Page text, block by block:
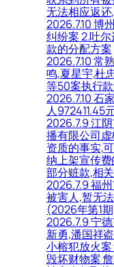
无法相应返
2026.7.10 博
纠纷案 2.吐
款的分配方案
2026.7.10 常
鸣,夏星宇,杜
等50案执行
2026.7.10 石
人972411.45
2026.7.9 江
播有限公司
资质的事实,
纳上架宣传
部分赃款,相
2026.7.9 福
被害人,暂无
(2026年第1
2026.7.9 宁
新勇,潘国祥
小榕犯放火
毁坏财物案